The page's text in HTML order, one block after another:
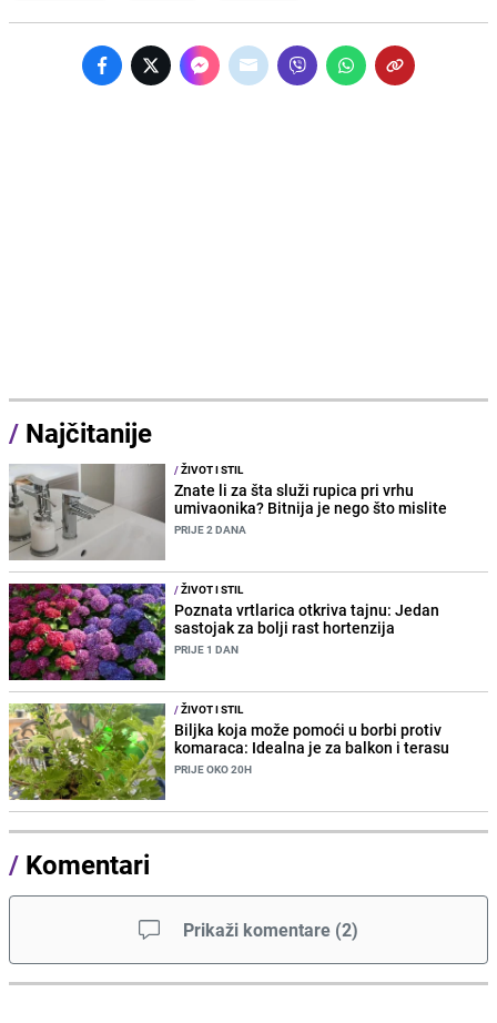
/ Najčitanije
/ŽIVOT I STIL
Znate li za šta služi rupica pri vrhu
umivaonika? Bitnija je nego što mislite
PRIJE 2 DANA
/ŽIVOT I STIL
Poznata vrtlarica otkriva tajnu: Jedan
sastojak za bolji rast hortenzija
PRIJE 1 DAN
/ŽIVOT I STIL
Biljka koja može pomoći u borbi protiv
komaraca: Idealna je za balkon i terasu
PRIJE OKO 20H
/ Komentari
Prikaži komentare (2)